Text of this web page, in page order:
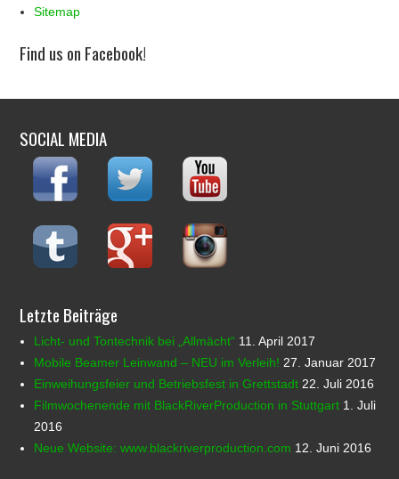
Sitemap
Find us on Facebook!
SOCIAL MEDIA
Letzte Beiträge
Licht- und Tontechnik bei „Allmächt“ 11. April 2017
Mobile Beamer Leinwand – NEU im Verleih! 27. Januar 2017
Einweihungsfeier und Betriebsfest in Grettstadt 22. Juli 2016
Filmwochenende mit BlackRiverProduction in Stuttgart 1. Juli
2016
Neue Website: www.blackriverproduction.com 12. Juni 2016